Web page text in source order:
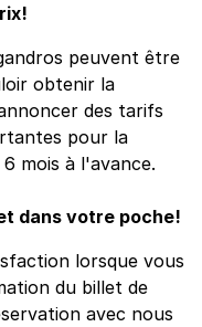
peuvent être
obtenir la
des tarifs
pour la
mois à l'avance.
dans votre poche!
lorsque vous
du billet de
avec nous